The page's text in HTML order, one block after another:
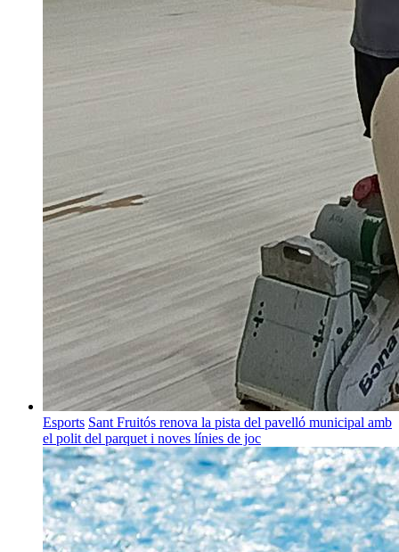
Esports Sant Fruitós renova la pista del pavelló municipal amb
el polit del parquet i noves línies de joc